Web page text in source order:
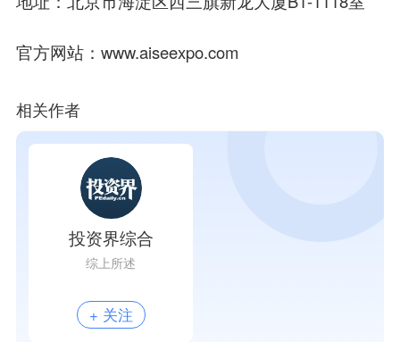
官方网站：www.aiseexpo.com
相关作者
投资界综合
综上所述
+ 关注